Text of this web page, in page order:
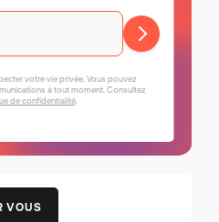
votre vie privée. Vous pouvez
à tout moment. Consultez
de confidentialité.
VOUS